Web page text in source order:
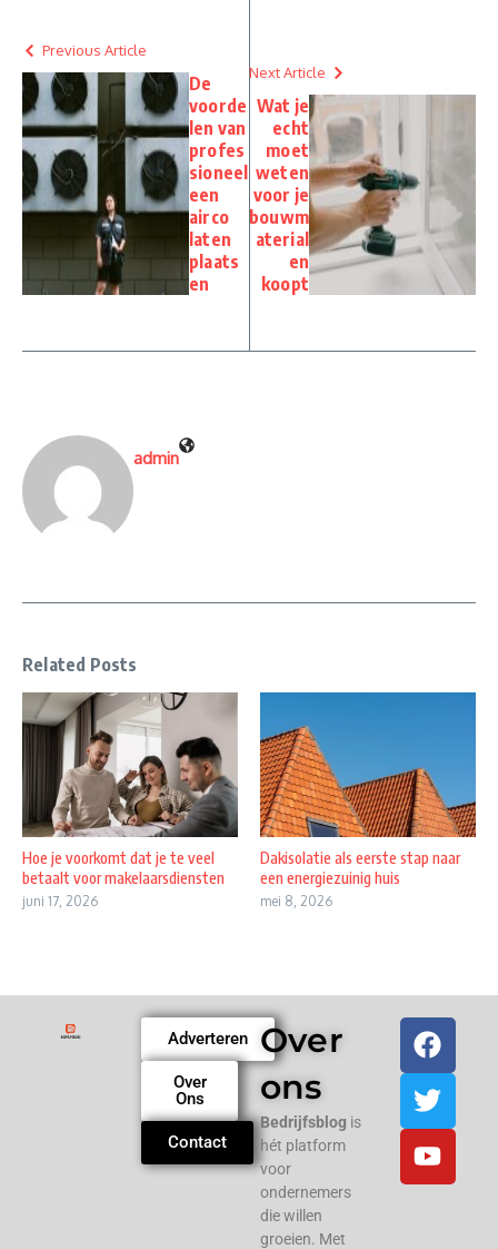
Previous Article
De
voorde
len van
profes
sioneel
een
airco
laten
plaats
en
Next Article
Wat je
echt
moet
weten
voor je
bouwm
aterial
en
koopt
admin
Related Posts
Hoe je voorkomt dat je te veel
betaalt voor makelaarsdiensten
juni 17, 2026
Dakisolatie als eerste stap naar
een energiezuinig huis
mei 8, 2026
Adverteren
Over
Ons
Contact
Over
ons
Bedrijfsblog is
hét platform
voor
ondernemers
die willen
groeien. Met